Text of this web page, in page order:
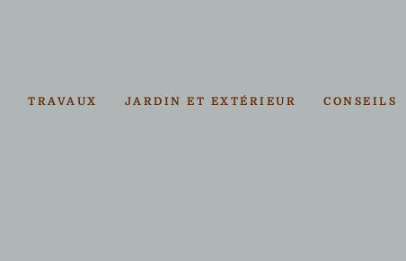
TRAVAUX JARDIN ET EXTÉRIEUR CONSEILS